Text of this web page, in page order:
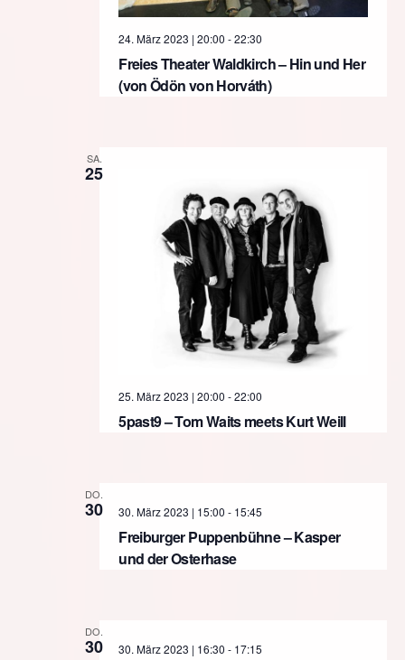
Freies Theater Waldkirch – Hin und Her
(von Ödön von Horváth)
24. März 2023 | 20:00 -22:30
SA.
25
5past9 – Tom Waits meets Kurt Weill
25. März 2023 | 20:00 -22:00
DO.
30
Freiburger Puppenbühne – Kasper
und der Osterhase
30. März 2023 | 15:00 - 15:45
DO.
30 30. März 2023 | 16:30 - 17:15